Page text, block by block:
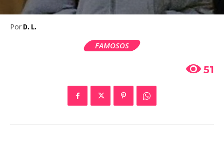
Por D. L.
FAMOSOS
51